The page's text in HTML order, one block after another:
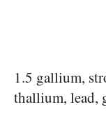
1.5 gallium,
thallium, lead,